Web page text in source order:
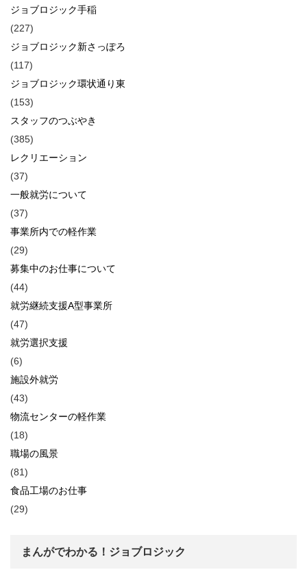
ジョブロジック手稲
(227)
ジョブロジック新さっぽろ
(117)
ジョブロジック環状通り東
(153)
スタッフのつぶやき
(385)
レクリエーション
(37)
一般就労について
(37)
事業所内での軽作業
(29)
募集中のお仕事について
(44)
就労継続支援A型事業所
(47)
就労選択支援
(6)
施設外就労
(43)
物流センターの軽作業
(18)
職場の風景
(81)
食品工場のお仕事
(29)
まんがでわかる！ジョブロジック